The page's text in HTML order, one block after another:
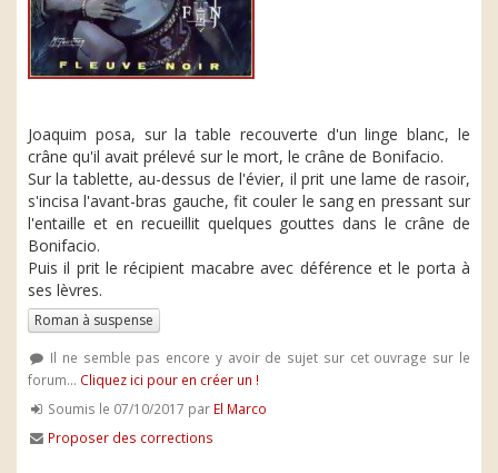
Joaquim posa, sur la table recouverte d'un linge blanc, le
crâne qu'il avait prélevé sur le mort, le crâne de Bonifacio.
Sur la tablette, au-dessus de l'évier, il prit une lame de rasoir,
s'incisa l'avant-bras gauche, fit couler le sang en pressant sur
l'entaille et en recueillit quelques gouttes dans le crâne de
Bonifacio.
Puis il prit le récipient macabre avec déférence et le porta à
ses lèvres.
Roman à suspense
Il ne semble pas encore y avoir de sujet sur cet ouvrage sur le
forum... Cliquez ici pour en créer un !
Soumis le 07/10/2017 par El Marco
Proposer des corrections